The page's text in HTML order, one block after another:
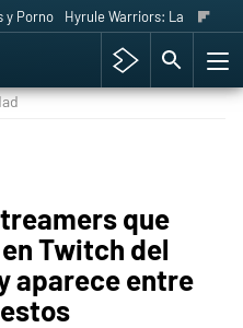
y Porno Hyrule Warriors: La Era del
que
Twitch del
aparece entre